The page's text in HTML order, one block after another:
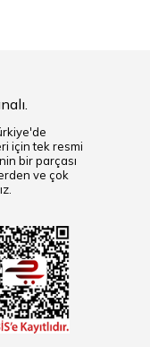
için tek resmi
bir parçası
ve çok